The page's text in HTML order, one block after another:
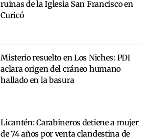
ruinas de la Iglesia San Francisco en
Curicó
Misterio resuelto en Los Niches: PDI
aclara origen del cráneo humano
hallado en la basura
Licantén: Carabineros detiene a mujer
de 74 años por venta clandestina de